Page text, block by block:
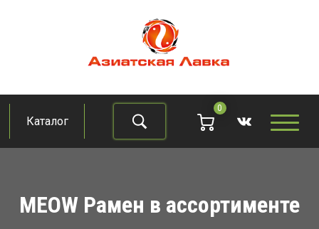
Азиатская лавка
Продукты из восточно-азиатских стран
Каталог
0
MEOW Рамен в ассортименте